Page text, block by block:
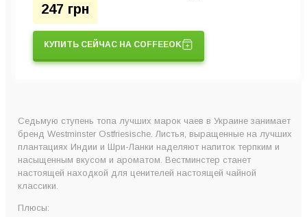
247 грн
КУПИТЬ СЕЙЧАС НА COFFEEOK
Седьмую ступень топа лучших марок чаев в Украине занимает
бренд Westminster Ostfriesische. Листья, выращенные на лучших
плантациях Индии и Шри-Ланки наделяют напиток терпким и
насыщенным вкусом и ароматом. Вестминстер станет
настоящей находкой для ценителей настоящей чайной
классики.
Плюсы: